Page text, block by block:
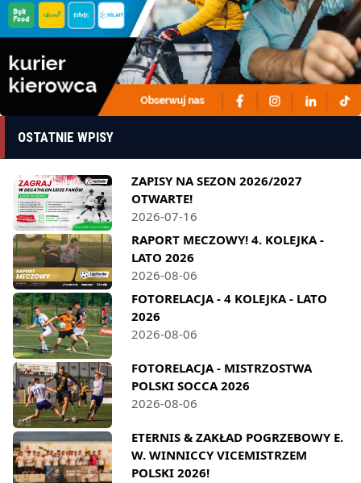
OSTATNIE WPISY
ZAPISY NA SEZON 2026/2027
OTWARTE!
2026-07-16
RAPORT MECZOWY! 4. KOLEJKA -
LATO 2026
2026-08-06
FOTORELACJA - 4 KOLEJKA - LATO
2026
2026-08-06
FOTORELACJA - MISTRZOSTWA
POLSKI SOCCA 2026
2026-08-06
ETERNIS & ZAKŁAD POGRZEBOWY E.
W. WINNICCY VICEMISTRZEM
POLSKI 2026!